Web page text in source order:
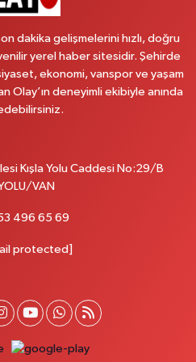
Al
BULVARI VAN AVM YANI NO:137
Al
dakika gelişmelerini hızlı, doğru
yerel haber sitesidir. Şehirde
ekonomi, vanspor ve yaşam
Olay’ın deneyimli ekibiyle anında
Kışla Yolu Caddesi No:29/B
VAN
496 65 69
protected]